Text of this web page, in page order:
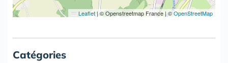
Leaflet|© Openstreetmap France | ©OpenStreetMap
Catégories